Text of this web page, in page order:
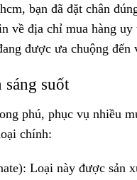
bạn đã đặt chân
về địa chỉ mua hàng
được ưa chuộng đến
sáng suốt
phú, phục vụ nhiều
chính:
Loại này được sản